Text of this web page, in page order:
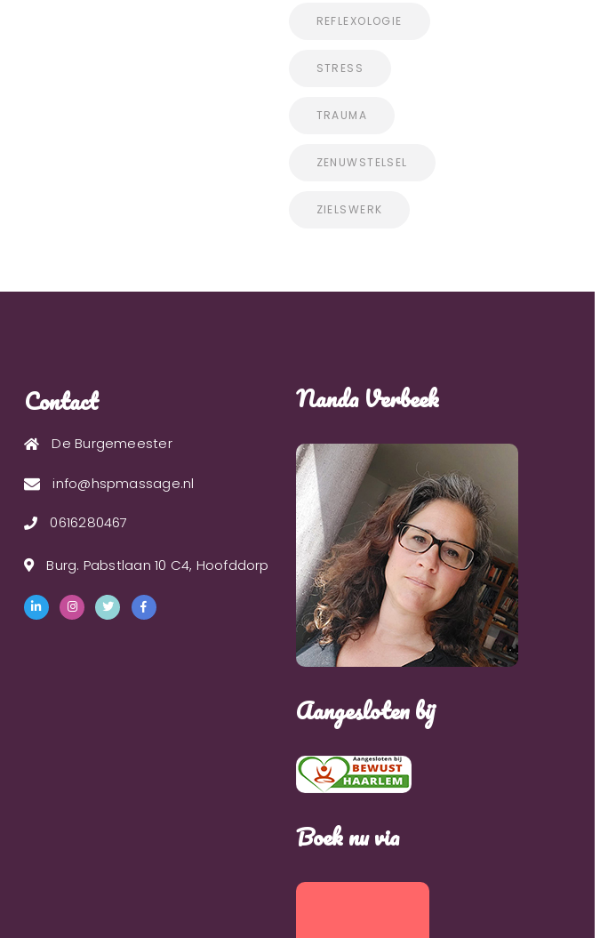
REFLEXOLOGIE
STRESS
TRAUMA
ZENUWSTELSEL
ZIELSWERK
Contact
De Burgemeester
info@hspmassage.nl
0616280467
Burg. Pabstlaan 10 C4, Hoofddorp
Nanda Verbeek
Aangesloten bij
Boek nu via